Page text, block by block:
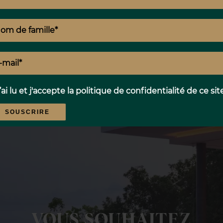
lu et j'accepte la politique de confidentialité de ce
SOUSCRIRE